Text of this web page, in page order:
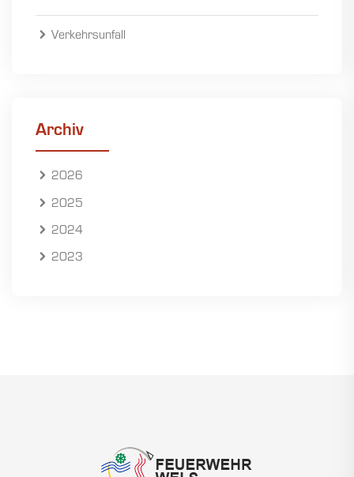
Verkehrsunfall
Archiv
2026
2025
2024
2023